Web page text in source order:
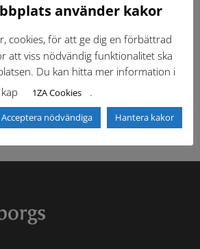
Kontaktlista
Nyheter
Säkerhetsordningen
använder kakor
cookies, för att ge dig en förbättrad
att viss nödvändig funktionalitet ska
Du kan hitta mer information i
kap
1ZA Cookies .
Acceptera nödvändiga Hantera kakor